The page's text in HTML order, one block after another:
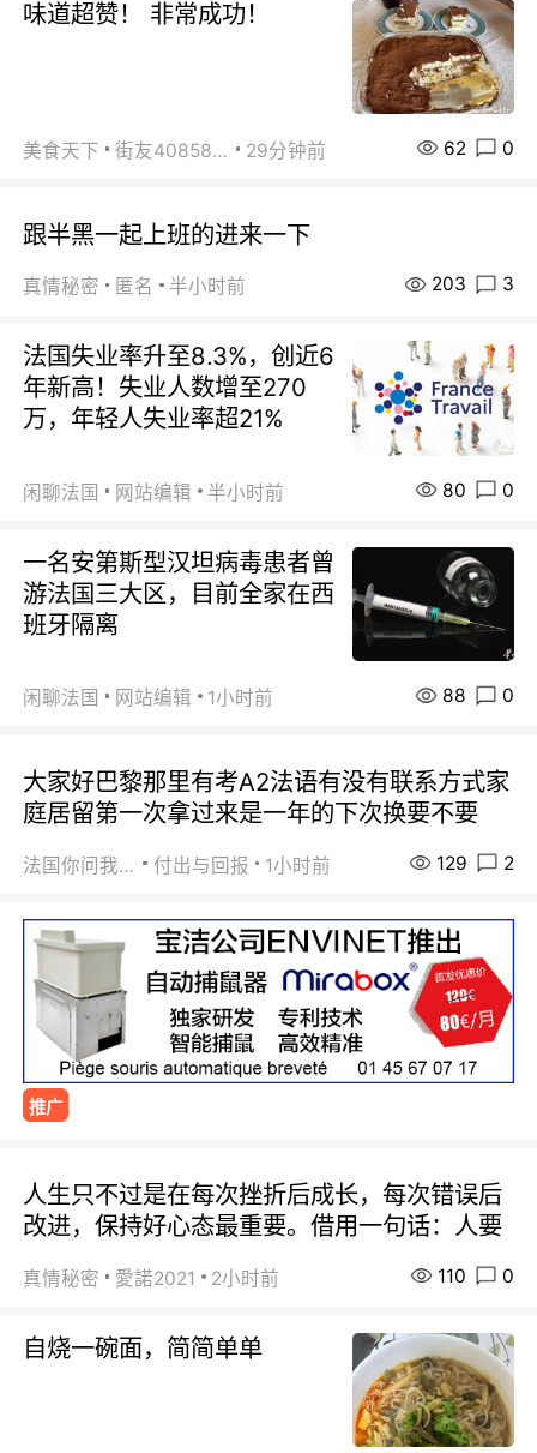
味道超赞！ 非常成功！
美食天下 街友40858442 29分钟前 62 0
跟半黑一起上班的进来一下
真情秘密 匿名 半小时前 203 3
法国失业率升至8.3%，创近6
年新高！失业人数增至270
万，年轻人失业率超21%
闲聊法国 网站编辑 半小时前 80 0
一名安第斯型汉坦病毒患者曾
游法国三大区，目前全家在西
班牙隔离
闲聊法国 网站编辑 1小时前 88 0
大家好巴黎那里有考A2法语有没有联系方式家
庭居留第一次拿过来是一年的下次换要不要
法国你问我答 付出与回报 1小时前 129 2
推广
人生只不过是在每次挫折后成长，每次错误后
改进，保持好心态最重要。借用一句话：人要
真情秘密 愛諾2021 2小时前 110 0
自烧一碗面，简简单单